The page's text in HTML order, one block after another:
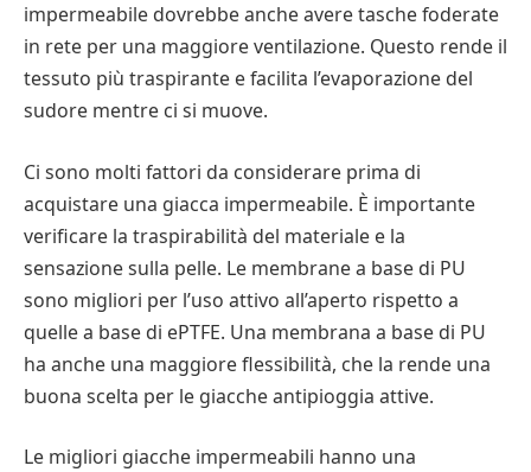
impermeabile dovrebbe anche avere tasche foderate
in rete per una maggiore ventilazione. Questo rende il
tessuto più traspirante e facilita l’evaporazione del
sudore mentre ci si muove.
Ci sono molti fattori da considerare prima di
acquistare una giacca impermeabile. È importante
verificare la traspirabilità del materiale e la
sensazione sulla pelle. Le membrane a base di PU
sono migliori per l’uso attivo all’aperto rispetto a
quelle a base di ePTFE. Una membrana a base di PU
ha anche una maggiore flessibilità, che la rende una
buona scelta per le giacche antipioggia attive.
Le migliori giacche impermeabili hanno una